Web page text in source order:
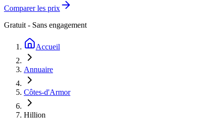
Comparer les prix
Gratuit - Sans engagement
Accueil
Annuaire
Côtes-d'Armor
Hillion